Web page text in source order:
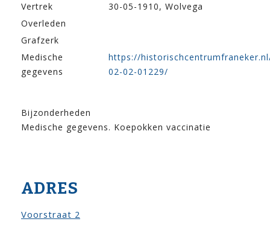
Vertrek
30-05-1910, Wolvega
Overleden
Grafzerk
Medische
gegevens
https://
02-02-01229/
Bijzonderheden
Medische gegevens. Koepokken vaccinatie
ADRES
Voorstraat 2